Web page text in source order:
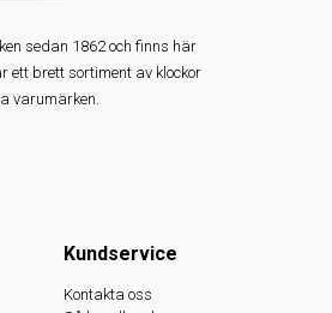
sedan 1862 och finns här
ett brett sortiment av klockor
varumärken.
Kundservice
Kontakta oss